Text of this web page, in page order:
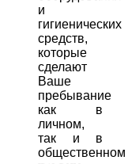
и
гигиенических
средств,
которые
сделают
Ваше
пребывание
как в
личном,
так и в
общественном